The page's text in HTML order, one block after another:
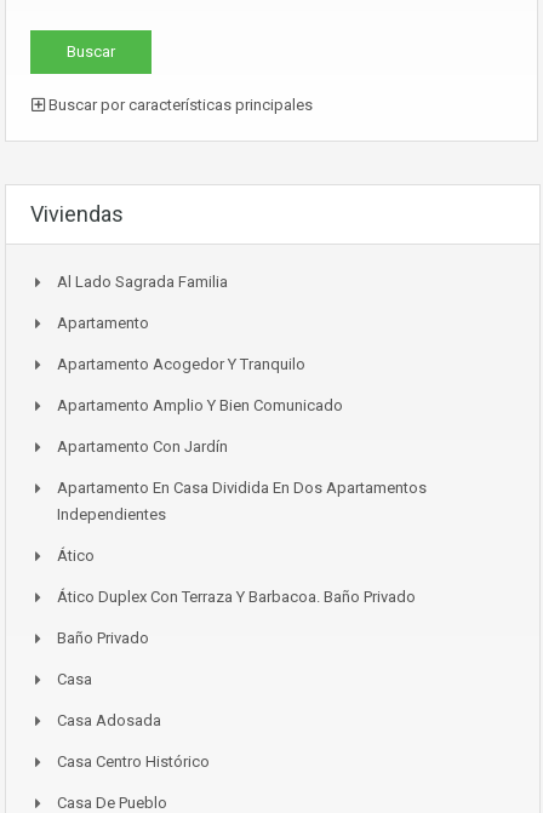
Buscar por características principales
Viviendas
Al Lado Sagrada Familia
Apartamento
Apartamento Acogedor Y Tranquilo
Apartamento Amplio Y Bien Comunicado
Apartamento Con Jardín
Apartamento En Casa Dividida En Dos Apartamentos
Independientes
Ático
Ático Duplex Con Terraza Y Barbacoa. Baño Privado
Baño Privado
Casa
Casa Adosada
Casa Centro Histórico
Casa De Pueblo